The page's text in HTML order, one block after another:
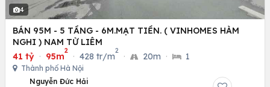
4
BÁN 95M - 5 TẦNG - 6M.MẠT TIỀN. ( VINHOMES HÀM
NGHI ) NAM TỪ LIÊM
41 tỷ · 95m
2
· 428 tr/m
2
· 20m · 1
Thành phố Hà Nội
Nguyễn Đức Hải